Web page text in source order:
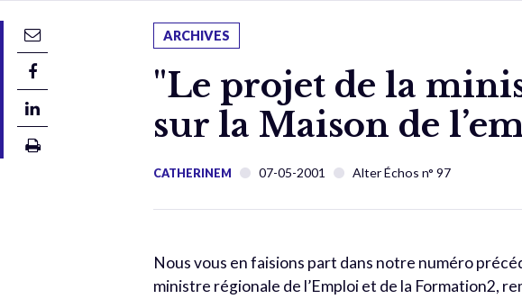
ARCHIVES
"Le projet de la
sur la Maison de
CATHERINEM 07-05-2001 Alter Échos n° 97
Nous vous en faisions part dans notre numéro
ministre régionale de l’Emploi et de la Formation2,